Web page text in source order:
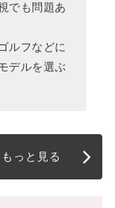
でも問題あ
ルフなどに
デルを選ぶ
っと見る